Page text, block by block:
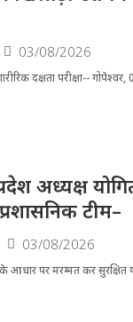
03/08/2026
दक्षता परीक्षा--
अध्यक्ष
टीम–
03/08/2026
के आधार पर मरम्मत कर